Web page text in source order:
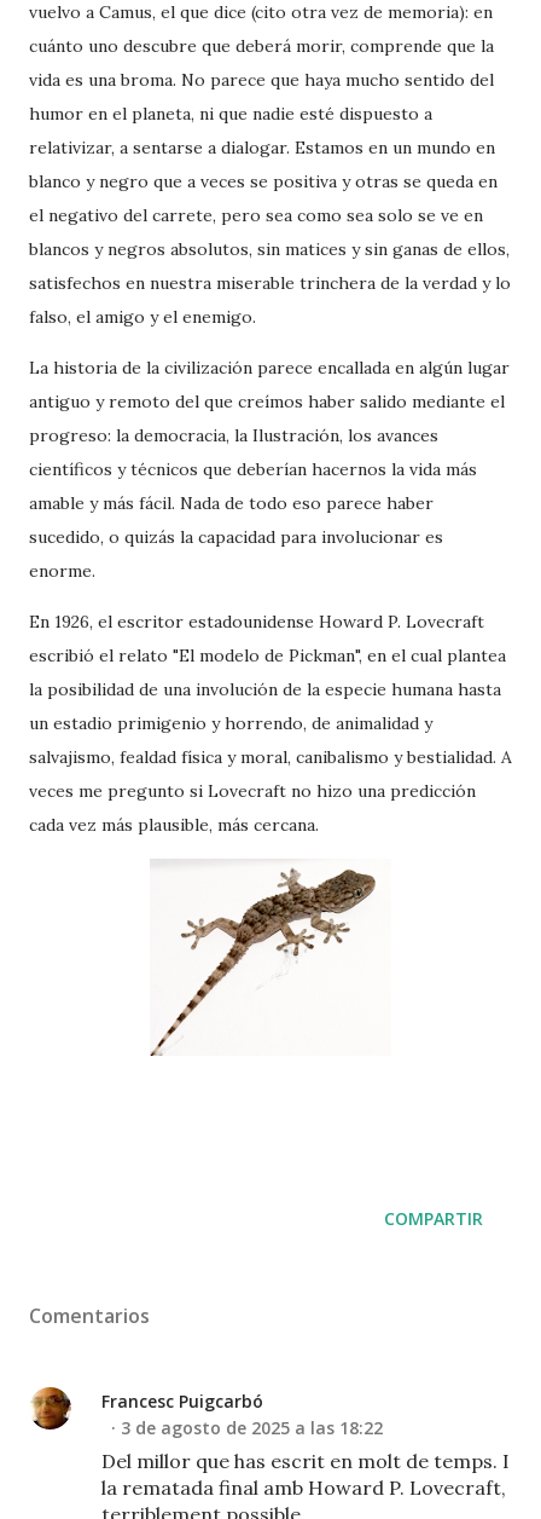
vuelvo a Camus, el que dice (cito otra vez de memoria): en
cuánto uno descubre que deberá morir, comprende que la
vida es una broma. No parece que haya mucho sentido del
humor en el planeta, ni que nadie esté dispuesto a
relativizar, a sentarse a dialogar. Estamos en un mundo en
blanco y negro que a veces se positiva y otras se queda en
el negativo del carrete, pero sea como sea solo se ve en
blancos y negros absolutos, sin matices y sin ganas de ellos,
satisfechos en nuestra miserable trinchera de la verdad y lo
falso, el amigo y el enemigo.
La historia de la civilización parece encallada en algún lugar
antiguo y remoto del que creímos haber salido mediante el
progreso: la democracia, la Ilustración, los avances
científicos y técnicos que deberían hacernos la vida más
amable y más fácil. Nada de todo eso parece haber
sucedido, o quizás la capacidad para involucionar es
enorme.
En 1926, el escritor estadounidense Howard P. Lovecraft
escribió el relato "El modelo de Pickman", en el cual plantea
la posibilidad de una involución de la especie humana hasta
un estadio primigenio y horrendo, de animalidad y
salvajismo, fealdad física y moral, canibalismo y bestialidad. A
veces me pregunto si Lovecraft no hizo una predicción
cada vez más plausible, más cercana.
COMPARTIR
Comentarios
Francesc Puigcarbó
3 de agosto de 2025 a las 18:22
Del millor que has escrit en molt de temps. I
la rematada final amb Howard P. Lovecraft,